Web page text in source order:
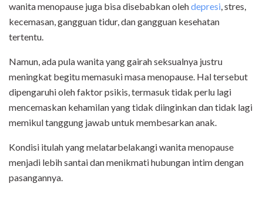
wanita menopause juga bisa disebabkan olehdepresi, stres,
kecemasan, gangguan tidur, dan gangguan kesehatan
tertentu.
Namun, ada pula wanita yang gairah seksualnya justru
meningkat begitu memasuki masa menopause. Hal tersebut
dipengaruhi oleh faktor psikis, termasuk tidak perlu lagi
mencemaskan kehamilan yang tidak diinginkan dan tidak lagi
memikul tanggung jawab untuk membesarkan anak.
Kondisi itulah yang melatarbelakangi wanita menopause
menjadi lebih santai dan menikmati hubungan intim dengan
pasangannya.